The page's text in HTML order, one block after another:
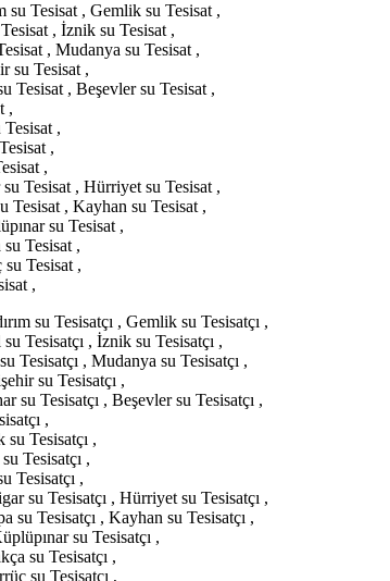
su Tesisat , Gemlik su Tesisat ,
, İznik su Tesisat ,
, Mudanya su Tesisat ,
su Tesisat ,
Tesisat , Beşevler su Tesisat ,
,
Tesisat ,
,
,
Tesisat , Hürriyet su Tesisat ,
Tesisat , Kayhan su Tesisat ,
su Tesisat ,
Tesisat ,
Tesisat ,
,
su Tesisatçı , Gemlik su Tesisatçı ,
Tesisatçı , İznik su Tesisatçı ,
Tesisatçı , Mudanya su Tesisatçı ,
su Tesisatçı ,
su Tesisatçı , Beşevler su Tesisatçı ,
,
su Tesisatçı ,
Tesisatçı ,
Tesisatçı ,
su Tesisatçı , Hürriyet su Tesisatçı ,
su Tesisatçı , Kayhan su Tesisatçı ,
su Tesisatçı ,
su Tesisatçı ,
su Tesisatçı ,